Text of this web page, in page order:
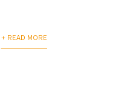
+ READ MORE